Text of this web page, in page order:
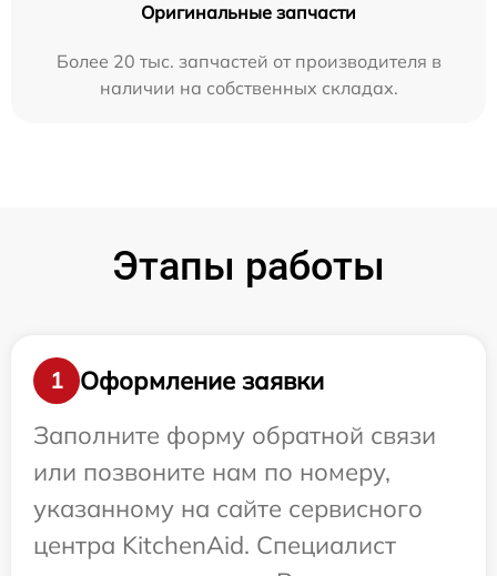
Оригинальные запчасти
Более 20 тыс. запчастей от производителя в
наличии на собственных складах.
Этапы работы
1
Оформление заявки
Заполните форму обратной связи
или позвоните нам по номеру,
указанному на сайте сервисного
центра KitchenAid. Специалист